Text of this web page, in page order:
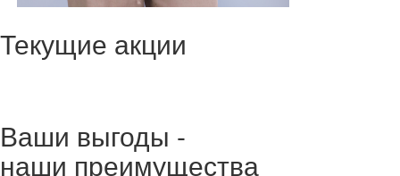
Текущие акции
Ваши выгоды -
наши преимущества